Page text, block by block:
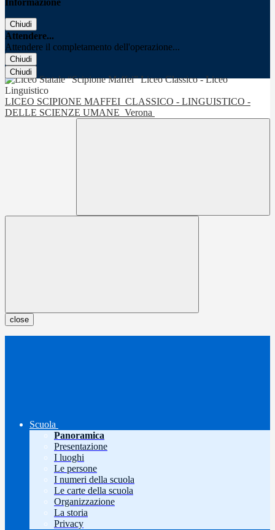
Informazione
Chiudi
Attendere...
Attendere il completamento dell'operazione...
Chiudi
Chiudi
LICEO SCIPIONE MAFFEI CLASSICO - LINGUISTICO -
DELLE SCIENZE UMANE Verona
close
Scuola
Panoramica
Presentazione
I luoghi
Le persone
I numeri della scuola
Le carte della scuola
Organizzazione
La storia
Privacy